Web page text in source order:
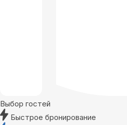
Выбор гостей
Быстрое бронирование